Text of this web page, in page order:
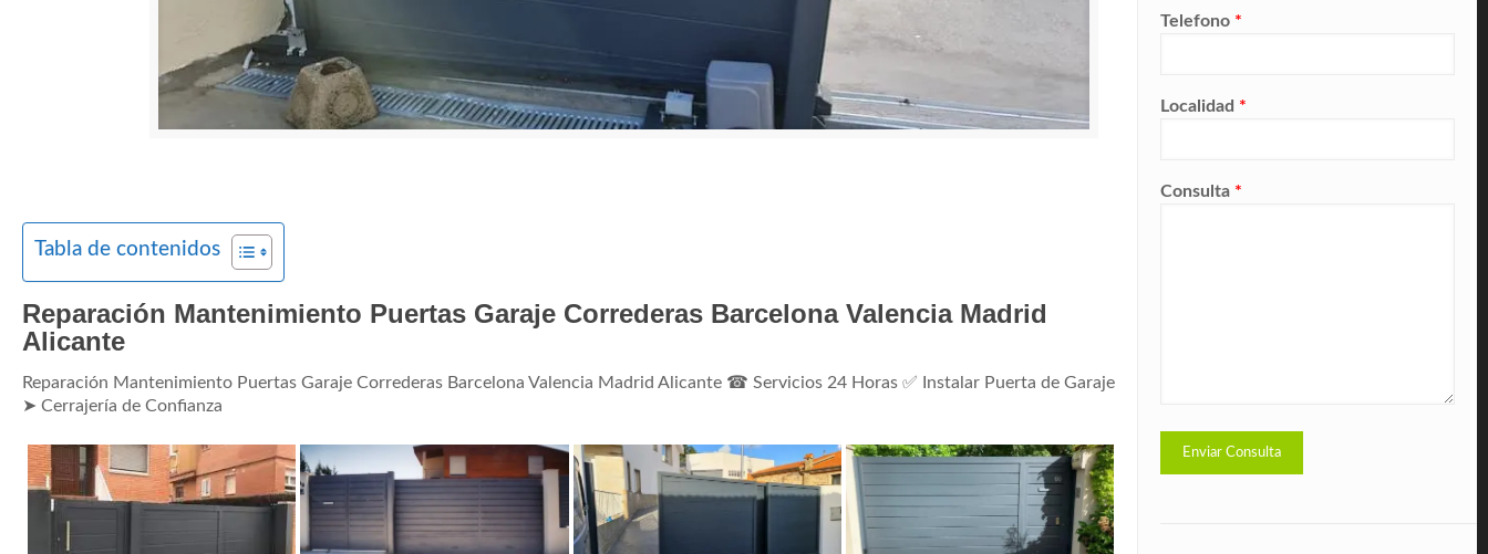
Tabla de contenidos
Reparación Mantenimiento Puertas Garaje Correderas Barcelona Valencia Madrid
Alicante
Reparación Mantenimiento Puertas Garaje Correderas Barcelona Valencia Madrid Alicante ☎ Servicios 24 Horas ✅ Instalar Puerta de Garaje
➤ Cerrajería de Confianza
Telefono *
Localidad *
Consulta *